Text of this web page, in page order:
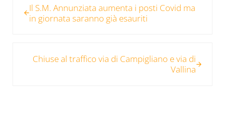
Il S.M. Annunziata aumenta i posti Covid ma
in giornata saranno già esauriti
Chiuse al traffico via di Campigliano e via di
Vallina